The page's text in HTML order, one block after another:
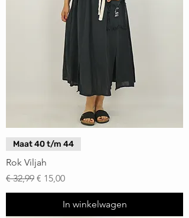
Maat 40 t/m 44
Rok Viljah
Normale prijs
€ 32,99 Verkoopprijs
€ 15,00
In winkelwagen